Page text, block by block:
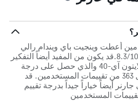
أعطت وينجيت باي ويندام رالي
ساوث\جارنر تصنيفاً يبلغ 8.3/10.قد يكون من المفيد أيضاً التفكير
في كومفرت إن جارنر كلايتون آي-40 والذي حصل على درجة
تقييم تبلغ 7.8/10 من اصل 363 من تقييمات المستخدمين. قد
أيضاً خياراً جيداً بدرجة تقييم